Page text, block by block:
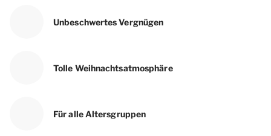
Unbeschwertes Vergnügen
Tolle Weihnachtsatmosphäre
Für alle Altersgruppen